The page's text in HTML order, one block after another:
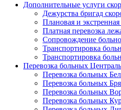
Дополнительные услуги
Дежурства бригад
Плановая и
Платная перевозка
Сопровождение
Транспортировка
Транспортировка
Перевозка больных
Перевозка больных
Перевозка больных
Перевозка больных
Перевозка больных